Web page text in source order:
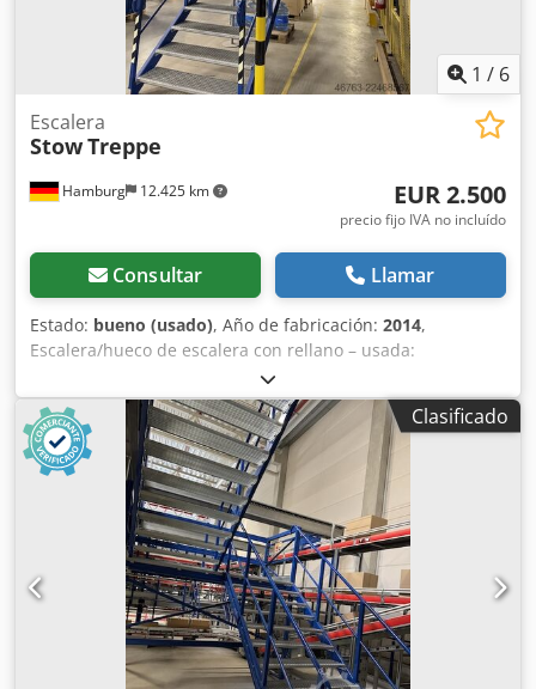
1 / 6
Hamburg 12.425 km
Escalera
StowTreppe
EUR 2.500
precio fijo IVA no incluído
Consultar Llamar
Estado: bueno (usado), Año de fabricación: 2014,
Escalera/hueco de escalera con rellano – usada:
Crjdpfozqz T Djx Amysf Precio: 2.500 € (neto), desmontada,
embalada y cargada en el lugar de origen. Posición 1
Fabricante: Stow Tipo: desconocido Año de fabricación:
2014 Desde la planta baja hasta el rellano:
aproximadamente 14 escalones (siendo el escalón número
14 a la altura del rellano) Desde el rellano hasta el primer
piso: 11 escalones (siendo el escalón número 11 a la altura
del primer piso) Distancia entre escalones:
aproximadamente 18,5 cm Ancho: aproximadamente 1,25
m Con rellano intermedio Escalones: rejillas metálicas
galvanizadas Laterales y barandillas pintadas Estado:
bueno Disponibilidad: a partir de aproximadamente el
cuarto trimestre de 2026 Ubicación: Hamburgo
Clasificado